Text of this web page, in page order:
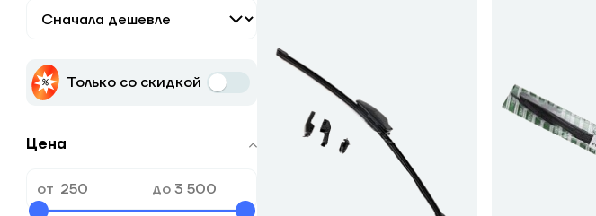
Только со скидкой
Цена
от до